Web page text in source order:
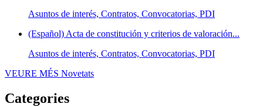
Asuntos de interés, Contratos, Convocatorias, PDI
(Español) Acta de constitución y criterios de valoración...
Asuntos de interés, Contratos, Convocatorias, PDI
VEURE MÉS Novetats
Categories